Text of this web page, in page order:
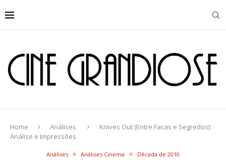
Home Análises
Knives Out (Entre Facas e Segredos):
Análise e Impressões
Análises Análises Cinema Década de 2010